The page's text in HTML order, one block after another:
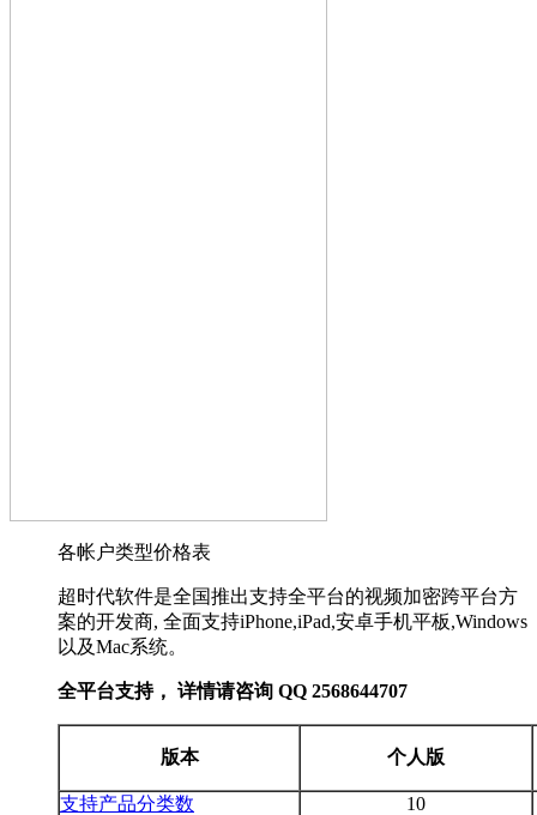
各帐户类型价格表
超时代软件是全国推出支持全平台的视频加密跨平台方
案的开发商, 全面支持iPhone,iPad,安卓手机平板,Windows
以及Mac系统。
全平台支持， 详情请咨询 QQ 2568644707
版本 个人版
支持产品分类数
10